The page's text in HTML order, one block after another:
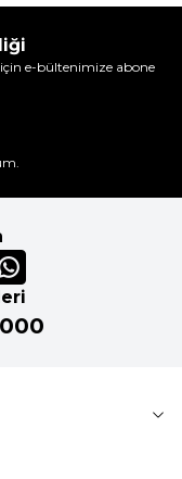
e-bültenimize abone